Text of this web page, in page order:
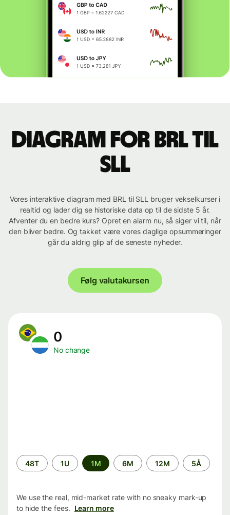
Diagram for BRL til
SLL
Vores interaktive diagram med BRL til SLL bruger vekselkurser i
realtid og lader dig se historiske data op til de sidste 5 år.
Afventer du en bedre kurs? Opret en alarm nu, så siger vi til, når
den bliver bedre. Og takket være vores daglige opsummeringer
går du aldrig glip af de seneste nyheder.
Følg valutakursen
0
No change
Time
period
48T 1U 1M 6M 12M 5Å
We use the real, mid-market rate with no sneaky mark-up
to hide the fees. Learn more